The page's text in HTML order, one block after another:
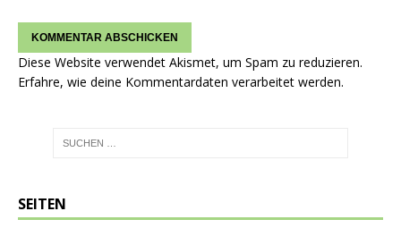
Diese Website verwendet Akismet, um Spam zu reduzieren.
Erfahre, wie deine Kommentardaten verarbeitet werden.
SEITEN